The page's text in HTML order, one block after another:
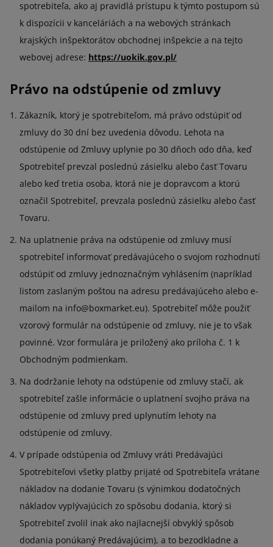
spotrebiteľa, ako aj pravidlá prístupu k týmto postupom sú
k dispozícii v kanceláriách a na webových stránkach
krajských inšpektorátov obchodnej inšpekcie a na tejto
webovej adrese: https://uokik.gov.pl/
Právo na odstúpenie od zmluvy
Zákazník, ktorý je spotrebiteľom, má právo odstúpiť od
zmluvy do 30 dní bez uvedenia dôvodu. Lehota na
odstúpenie od Zmluvy uplynie po 30 dňoch odo dňa, keď
Spotrebiteľ prevzal poslednú zásielku alebo časť Tovaru
alebo keď tretia osoba, ktorá nie je dopravcom a ktorú
označil Spotrebiteľ, prevzala poslednú zásielku alebo časť
Tovaru.
Na uplatnenie práva na odstúpenie od zmluvy musí
spotrebiteľ informovať predávajúceho o svojom rozhodnutí
odstúpiť od zmluvy jednoznačným vyhlásením (napríklad
listom zaslaným poštou na adresu predávajúceho alebo e-
mailom na info@boxmarket.eu). Spotrebiteľ môže použiť
vzorový formulár na odstúpenie od zmluvy, nie je to však
povinné. Vzor formulára je priložený ako príloha č. 1 k
Obchodným podmienkam.
Na dodržanie lehoty na odstúpenie od zmluvy stačí, ak
spotrebiteľ zašle informácie o uplatnení svojho práva na
odstúpenie od zmluvy pred uplynutím lehoty na
odstúpenie od zmluvy.
V prípade odstúpenia od Zmluvy vráti Predávajúci
Spotrebiteľovi všetky platby prijaté od Spotrebiteľa vrátane
nákladov na dodanie Tovaru (s výnimkou dodatočných
nákladov vyplývajúcich zo spôsobu dodania, ktorý si
Spotrebiteľ zvolil inak ako najlacnejší obvyklý spôsob
dodania ponúkaný Predávajúcim), a to bezodkladne a